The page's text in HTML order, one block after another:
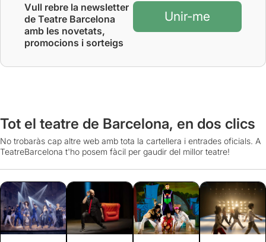
Vull rebre la newsletter
de Teatre Barcelona
amb les novetats,
promocions i sorteigs
Unir-me
Tot el teatre de Barcelona, en dos clics
No trobaràs cap altre web amb tota la cartellera i entrades oficials. A
TeatreBarcelona t'ho posem fàcil per gaudir del millor teatre!